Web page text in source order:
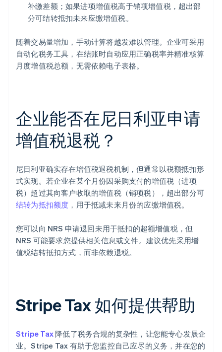
补缴差额；如果进项增值税高于销项增值税，超出部
分可结转抵扣未来应缴增值税。
随着交易量增加，手动计算将越发难以管理。企业可采用
自动化税务工具，在结账时自动应用正确税率并精准核算
月度增值税总额，无需依赖电子表格。
企业能否在尼日利亚申请
增值税退税？
尼日利亚确实存在增值税退税机制，但通常以税额抵扣形
式实现。若企业在某个月份因采购支付的增值税（进项
税）超过其向客户收取的增值税（销项税），超出部分可
结转为抵扣额度 ，用于抵减未来月份的应缴增值税。
您可以向 NRS 申请退回未用于抵扣的超额增值税，但
NRS 可能要求您提供相关信息或文件。建议优先采用增
值税结转抵扣方式，而非依赖退税。
Stripe Tax 如何提供帮助
Stripe Tax降低了税务合规的复杂性，让您能专心发展企
业。Stripe Tax 有助于您监控自己应尽的义务，并在您的